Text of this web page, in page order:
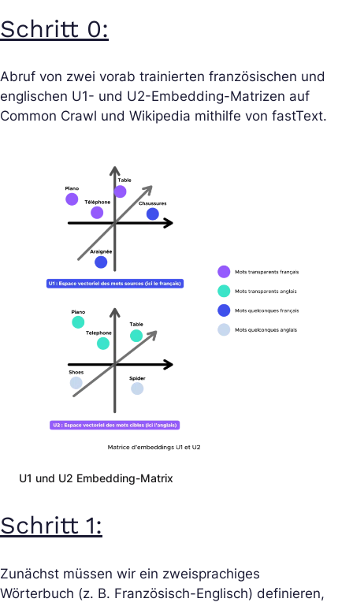
Schritt 0:
Abruf von zwei vorab trainierten französischen und
englischen U1- und U2-Embedding-Matrizen auf
Common Crawl und Wikipedia mithilfe von fastText.
U1 und U2 Embedding-Matrix
Schritt 1:
Zunächst müssen wir ein zweisprachiges
Wörterbuch (z. B. Französisch-Englisch) definieren,